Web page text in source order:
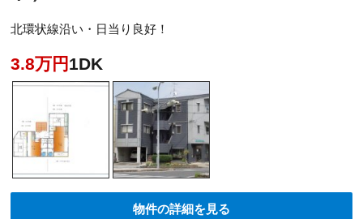
北環状線沿い・日当り良好！
3.8万円 1DK
物件の詳細を見る